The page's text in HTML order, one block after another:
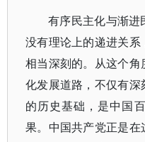
有序民主化与渐进
没有理论上的递进关
相当深刻的。从这个
化发展道路，不仅有
的历史基础，是中国
果。中国共产党正是